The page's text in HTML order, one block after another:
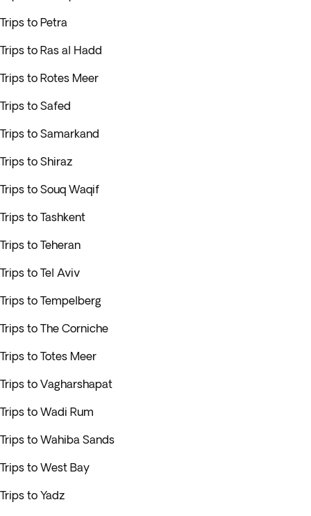
Trips to Petra
Trips to Ras al Hadd
Trips to Rotes Meer
Trips to Safed
Trips to Samarkand
Trips to Shiraz
Trips to Souq Waqif
Trips to Tashkent
Trips to Teheran
Trips to Tel Aviv
Trips to Tempelberg
Trips to The Corniche
Trips to Totes Meer
Trips to Vagharshapat
Trips to Wadi Rum
Trips to Wahiba Sands
Trips to West Bay
Trips to Yadz